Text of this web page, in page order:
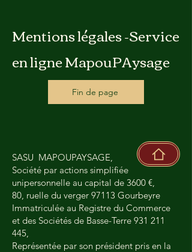
Mentions légales -Service
en ligne MapouPAysage
Fin de page
SASU MAPOUPAYSAGE,
Société par actions simplifiée
unipersonnelle au capital de 3600 €,
80, ruelle du verger 97113 Gourbeyre
Immatriculée au Registre du Commerce
et des Sociétés de Basse-Terre 931 211
445,
Représentée par son président pris en la